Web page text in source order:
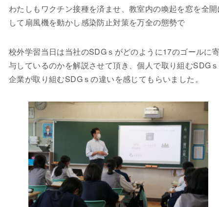
わたしもワクチン接種を済ませ、教室内の喚起を窓を全
して扇風機を動かし感染防止対策を万全の態勢で
校外学習当日は当社のSDGｓがどのように17のゴールに
与しているのかを解説させて頂き、個人で取り組むSDG
企業が取り組むSDGｓの違いを感じてもらいました。